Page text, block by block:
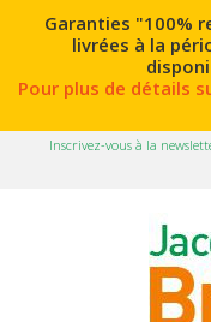
Garanties "100%
livrées à la
Pour plus de détails
Inscrivez-vous à la